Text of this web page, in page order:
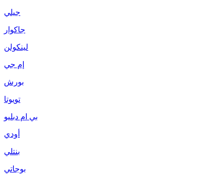
جيلي
جاكوار
لينكولن
إم جي
بورش
تويوتا
بي ام دبليو
أودي
بنتلي
بوجاتي